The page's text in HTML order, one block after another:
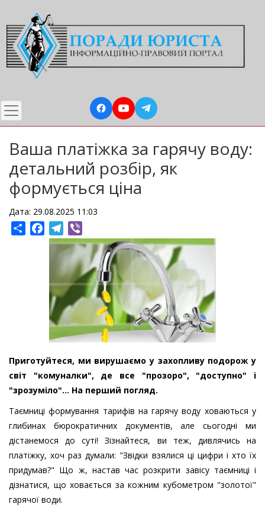
до
основного
вмісту
Ваша платіжка за гарячу воду:
детальний розбір, як
формується ціна
Дата: 29.08.2025 11:03
ShareFacebookTelegram
Приготуйтеся, ми вирушаємо у захопливу подорож у
світ "комуналки", де все "прозоро", "доступно" і
"зрозуміло"... На перший погляд.
Таємниці формування тарифів на гарячу воду ховаються у
глибинах бюрократичних документів, але сьогодні ми
дістанемося до суті! Зізнайтеся, ви теж, дивлячись на
платіжку, хоч раз думали: "Звідки взялися ці цифри і хто їх
придумав?" Що ж, настав час розкрити завісу таємниці і
дізнатися, що ховається за кожним кубометром "золотої"
гарячої води.